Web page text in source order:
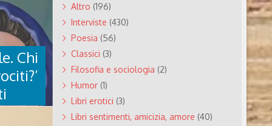
Bienati
Chi è
femminili
per
con
web sui
saggi,
paesi ..
Chi
Altro (196)
Interviste (430)
Poesia (56)
Classici (3)
Filosofia e sociologia (2)
Humor(1)
Libri erotici (3)
Libri sentimenti, amicizia, amore (40)